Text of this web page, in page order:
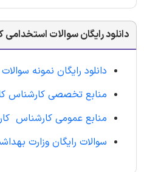
دانلود رایگان سوالات استخدامی
دانلود رایگان نمونه
منابع تخصصی کارشناس
منابع عمومی کارشناس
سوالات رایگان وزارت